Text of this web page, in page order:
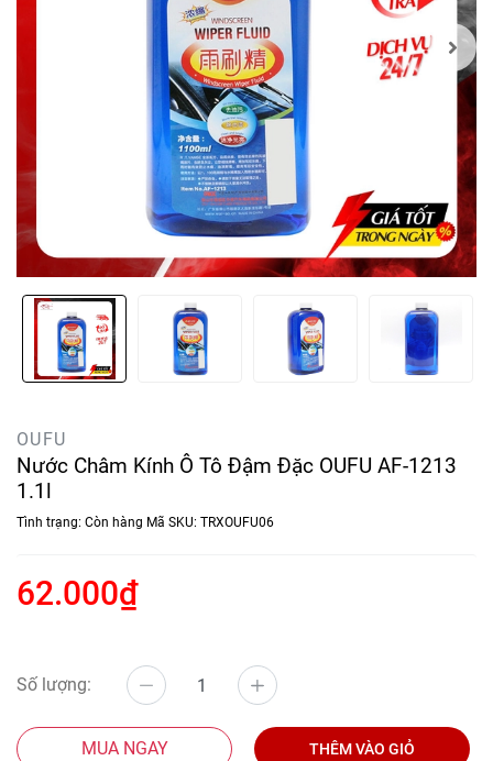
OUFU
Nước Châm Kính Ô Tô Đậm Đặc OUFU AF-1213
1.1l
Tình trạng: Còn hàng Mã SKU: TRXOUFU06
62.000₫
Số lượng:
MUA NGAY THÊM VÀO GIỎ